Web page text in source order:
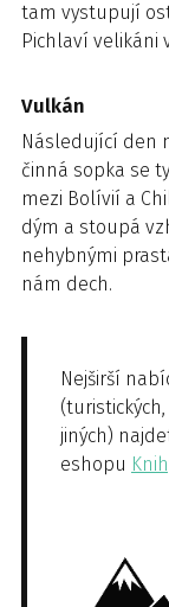
tam vystupují
Pichlaví velikáni
Vulkán
Následující den
činná sopka se
mezi Bolívií a
dým a stoupá
nehybnými
nám dech.
Nejširší
jiných)
eshopu